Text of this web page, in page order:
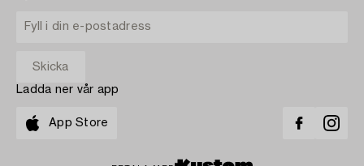
Ladda ner vår app
App Store